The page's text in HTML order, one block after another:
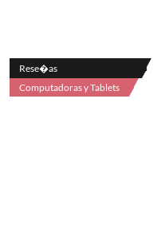
Rese�as
Computadoras y Tablets